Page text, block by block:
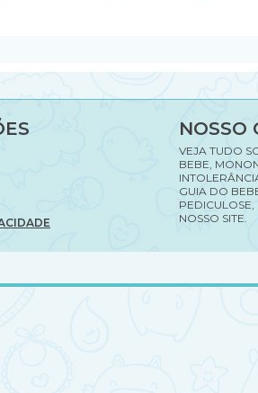
NOSSO
VEJA TUDO
BEBE,
GUIA DO
PEDICULOSE,
NOSSO SITE.